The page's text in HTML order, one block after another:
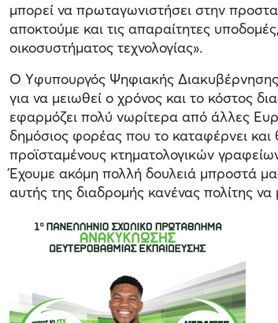
μπορεί να πρωταγωνιστήσει στην
αποκτούμε και τις απαραίτητες
οικοσυστήματος τεχνολογίας».
Ο Yφυπουργός Ψηφιακής
για να μειωθεί ο χρόνος και το κόστος
εφαρμόζει πολύ νωρίτερα από άλλες
δημόσιος φορέας που το καταφέρνει
προϊσταμένους κτηματολογικών
Έχουμε ακόμη πολλή δουλειά μπροστά
αυτής της διαδρομής κανένας πολίτης